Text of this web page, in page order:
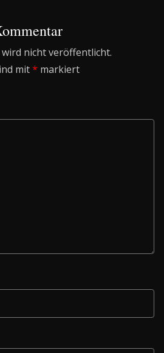
nicht veröffentlicht.
mit* markiert